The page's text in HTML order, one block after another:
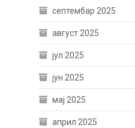
септембар 2025
август 2025
јул 2025
јун 2025
мај 2025
април 2025